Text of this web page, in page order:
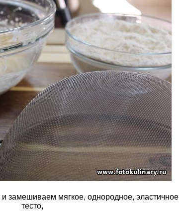
замешиваем мягкое, однородное, эластичное
тесто,